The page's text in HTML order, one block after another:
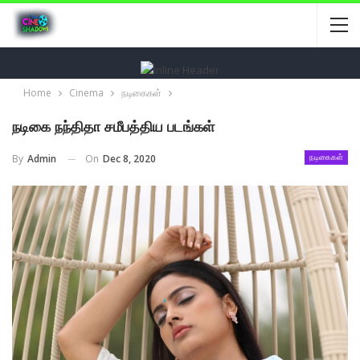
Home Cinema நடிகைகள்
நடிகை நந்திதா சமீபத்திய படங்கள்
நடிகைகள்
By Admin On Dec 8, 2020